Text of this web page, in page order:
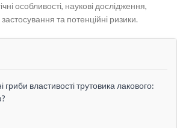
особливості, наукові дослідження,
та потенційні ризики.
гриби властивості трутовика лакового: